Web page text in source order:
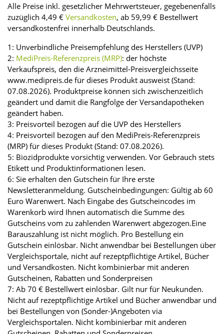
Alle Preise inkl. gesetzlicher Mehrwertsteuer, gegebenenfalls
zuzüglich 4,49 € Versandkosten, ab 59,99 € Bestellwert
versandkostenfrei innerhalb Deutschlands.
1: Unverbindliche Preisempfehlung des Herstellers (UVP)
2: MediPreis-Referenzpreis (MRP): der höchste
Verkaufspreis, den die Arzneimittel-Preisvergleichsseite
www.medipreis.de für dieses Produkt ausweist (Stand:
07.08.2026). Produktpreise können sich zwischenzeitlich
geändert und damit die Rangfolge der Versandapotheken
geändert haben.
3: Preisvorteil bezogen auf die UVP des Herstellers
4: Preisvorteil bezogen auf den MediPreis-Referenzpreis
(MRP) für dieses Produkt (Stand: 07.08.2026).
5: Biozidprodukte vorsichtig verwenden. Vor Gebrauch stets
Etikett und Produktinformationen lesen.
6: Sie erhalten den Gutschein für Ihre erste
Newsletteranmeldung. Gutscheinbedingungen: Gültig ab 60
Euro Warenwert. Nach Eingabe des Gutscheincodes im
Warenkorb wird Ihnen automatisch die Summe des
Gutscheins vom zu zahlenden Warenwert abgezogen.Eine
Barauszahlung ist nicht möglich. Pro Bestellung ein
Gutschein einlösbar. Nicht anwendbar bei Bestellungen über
Vergleichsportale, nicht auf rezeptpflichtige Artikel, Bücher
und Versandkosten. Nicht kombinierbar mit anderen
Gutscheinen, Rabatten und Sonderpreisen
7: Ab 70 € Bestellwert einlösbar. Gilt nur für Neukunden.
Nicht auf rezeptpflichtige Artikel und Bücher anwendbar und
bei Bestellungen von (Sonder-)Angeboten via
Vergleichsportalen. Nicht kombinierbar mit anderen